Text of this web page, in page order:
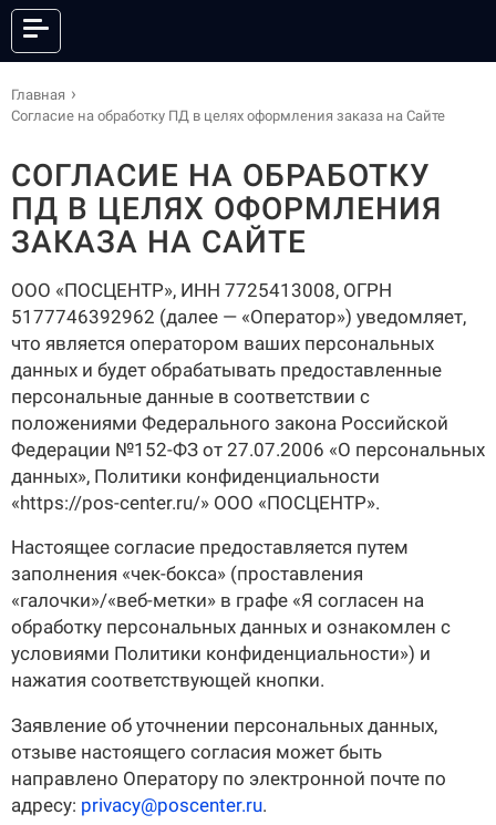
КАТАЛОГ
ОНЛАЙН КАССЫ
ФИСКАЛЬНЫЕ РЕГИСТРАТОРЫ
АНДРОИД СМАРТ-ТЕРМИНАЛЫ
POS-СИСТЕМЫ
ПРИНТЕРЫ ЭТИКЕТОК
ПРИНТЕРЫ ЧЕКОВ
POS-ПЕРИФЕРИЯ
КАССЫ САМООБСЛУЖИВАНИЯ
СКАНЕРЫ ШТРИХКОДА
ТЕРМИНАЛЫ СБОРА ДАННЫХ
ТОРГОВЫЕ ВЕСЫ
ЭЛЕКТРОННЫЕ ЦЕННИКИ
ГОТОВЫЕ КОМПЛЕКТЫ
ПО И СЕРВИСЫ
АКСЕССУАРЫ
О КОМПАНИИ
Подробнее о компании «POScenter» - одном из лидеров в сфере
производства кассового и весового оборудования.
КОНТАКТЫ СЕРВИСНЫЕ ЦЕНТРЫ
АДРЕСА МАГАЗИНОВ
ОТЗЫВЫ О НАС
СЕРТИФИКАТЫ ВАКАНСИИ
ПОЛЕЗНЫЕ РЕСУРСЫ
Самая актуальная и необходимая информация о нововведениях и
технической составляющей ассортимента «POScenter».
НОВОСТИ ЖУРНАЛ КОНФЕРЕНЦИИ
Главная
Согласие на обработку ПД в целях оформления заказа на Сайте
СОГЛАСИЕ НА ОБРАБОТКУ
ПД В ЦЕЛЯХ ОФОРМЛЕНИЯ
ЗАКАЗА НА САЙТЕ
ООО «ПОСЦЕНТР», ИНН 7725413008, ОГРН
5177746392962 (далее — «Оператор») уведомляет,
что является оператором ваших персональных
данных и будет обрабатывать предоставленные
персональные данные в соответствии с
положениями Федерального закона Российской
Федерации №152-ФЗ от 27.07.2006 «О персональных
данных», Политики конфиденциальности
«https://pos-center.ru/» ООО «ПОСЦЕНТР».
Настоящее согласие предоставляется путем
заполнения «чек-бокса» (проставления
«галочки»/«веб-метки» в графе «Я согласен на
обработку персональных данных и ознакомлен с
условиями Политики конфиденциальности») и
нажатия соответствующей кнопки.
Заявление об уточнении персональных данных,
отзыве настоящего согласия может быть
направлено Оператору по электронной почте по
адресу: privacy@poscenter.ru.